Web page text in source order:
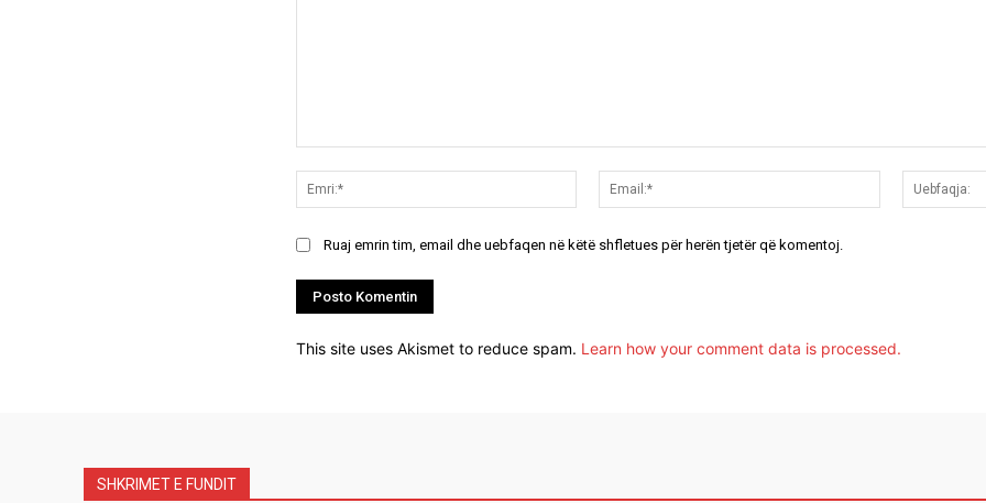
Emri:*
Email:*
Ruaj emrin tim, email dhe uebfaqen në këtë shfletues për herën tjetër që komentoj.
This site uses Akismet to reduce spam. Learn how your comment data is processed.
SHKRIMET E FUNDIT